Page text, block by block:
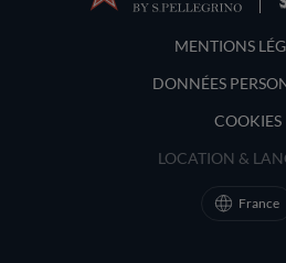
Terms and
MENTIONS
DONNÉES
COOKIES
LOCATION &
France